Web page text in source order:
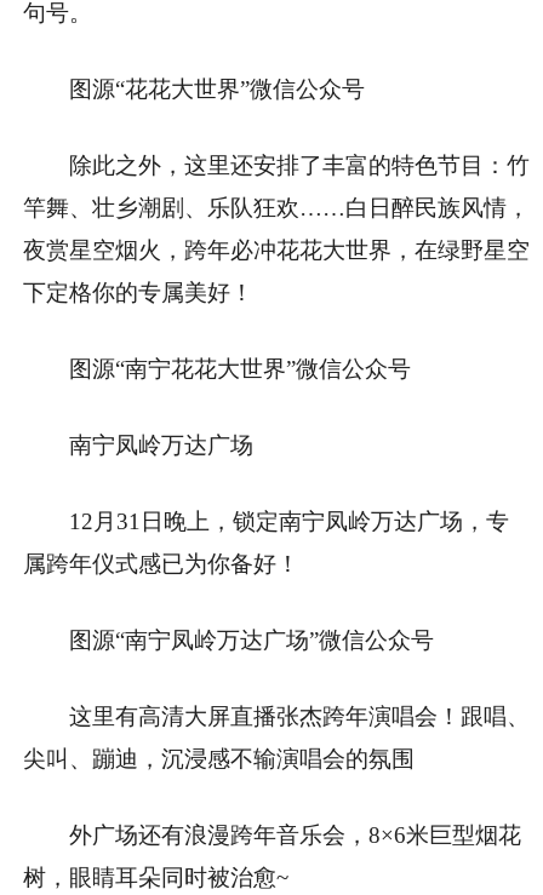
句号。
图源“花花大世界”微信公众号
除此之外，这里还安排了丰富的特色节目：竹
竿舞、壮乡潮剧、乐队狂欢……白日醉民族风情，
夜赏星空烟火，跨年必冲花花大世界，在绿野星空
下定格你的专属美好！
图源“南宁花花大世界”微信公众号
南宁凤岭万达广场
12月31日晚上，锁定南宁凤岭万达广场，专
属跨年仪式感已为你备好！
图源“南宁凤岭万达广场”微信公众号
这里有高清大屏直播张杰跨年演唱会！跟唱、
尖叫、蹦迪，沉浸感不输演唱会的氛围
外广场还有浪漫跨年音乐会，8×6米巨型烟花
树，眼睛耳朵同时被治愈~